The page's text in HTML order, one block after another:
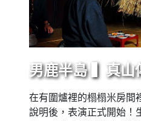
男鹿半島 ▍真山
在有圍爐裡的榻榻米房間
說明後，表演正式開始！